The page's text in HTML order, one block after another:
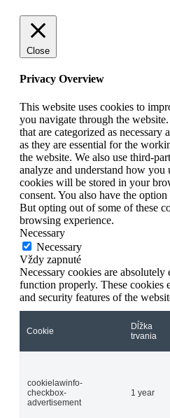
Close
Privacy Overview
This website uses cookies to
you navigate through the
that are categorized as necessary
as they are essential for the
the website. We also use third-
analyze and understand how you
cookies will be stored in your
consent. You also have the
But opting out of some of these
browsing experience.
Necessary
Necessary
Vždy zapnuté
Necessary cookies are
function properly. These cookies
and security features of the
Cookie
Dĺžka
trvania
cookielawinfo-
checkbox-
advertisement
1 year